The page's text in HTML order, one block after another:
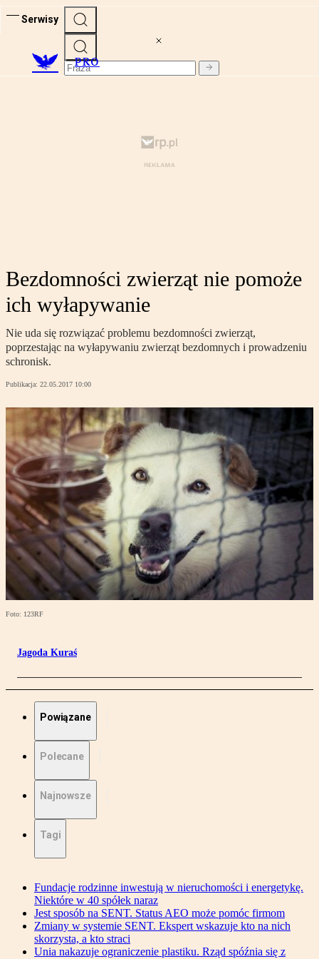
Serwisy
PRO
Bezdomności zwierząt nie pomoże
ich wyłapywanie
Nie uda się rozwiązać problemu bezdomności zwierząt,
poprzestając na wyłapywaniu zwierząt bezdomnych i prowadzeniu
schronisk.
Publikacja: 22.05.2017 10:00
Foto: 123RF
Jagoda Kuraś
Powiązane
Polecane
Najnowsze
Tagi
Fundacje rodzinne inwestują w nieruchomości i energetykę.
Niektóre w 40 spółek naraz
Jest sposób na SENT. Status AEO może pomóc firmom
Zmiany w systemie SENT. Ekspert wskazuje kto na nich
skorzysta, a kto straci
Unia nakazuje ograniczenie plastiku. Rząd spóźnia się z